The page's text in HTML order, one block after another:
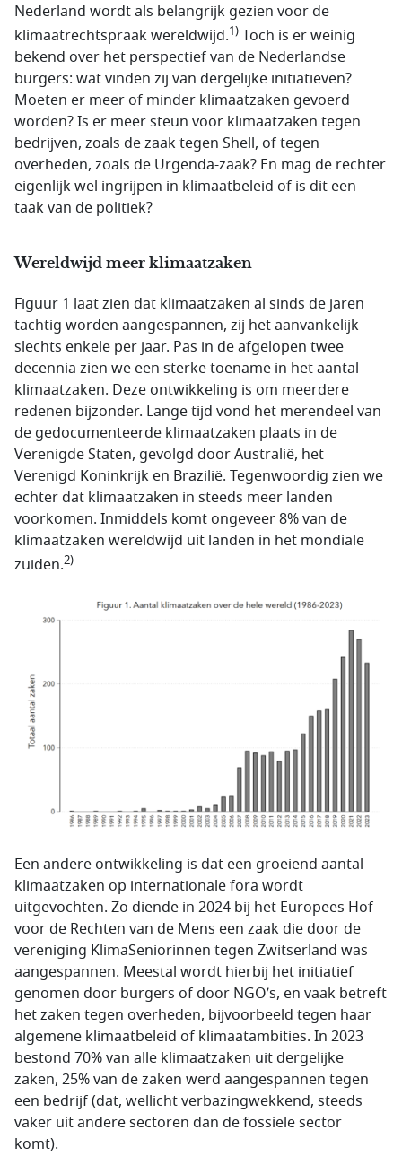
Nederland wordt als belangrijk gezien voor de
klimaatrechtspraak wereldwijd.1) Toch is er weinig
bekend over het perspectief van de Nederlandse
burgers: wat vinden zij van dergelijke initiatieven?
Moeten er meer of minder klimaatzaken gevoerd
worden? Is er meer steun voor klimaatzaken tegen
bedrijven, zoals de zaak tegen Shell, of tegen
overheden, zoals de Urgenda-zaak? En mag de rechter
eigenlijk wel ingrijpen in klimaatbeleid of is dit een
taak van de politiek?
Wereldwijd meer klimaatzaken
Figuur 1 laat zien dat klimaatzaken al sinds de jaren
tachtig worden aangespannen, zij het aanvankelijk
slechts enkele per jaar. Pas in de afgelopen twee
decennia zien we een sterke toename in het aantal
klimaatzaken. Deze ontwikkeling is om meerdere
redenen bijzonder. Lange tijd vond het merendeel van
de gedocumenteerde klimaatzaken plaats in de
Verenigde Staten, gevolgd door Australië, het
Verenigd Koninkrijk en Brazilië. Tegenwoordig zien we
echter dat klimaatzaken in steeds meer landen
voorkomen. Inmiddels komt ongeveer 8% van de
klimaatzaken wereldwijd uit landen in het mondiale
zuiden.2)
Een andere ontwikkeling is dat een groeiend aantal
klimaatzaken op internationale fora wordt
uitgevochten. Zo diende in 2024 bij het Europees Hof
voor de Rechten van de Mens een zaak die door de
vereniging KlimaSeniorinnen tegen Zwitserland was
aangespannen. Meestal wordt hierbij het initiatief
genomen door burgers of door NGO’s, en vaak betreft
het zaken tegen overheden, bijvoorbeeld tegen haar
algemene klimaatbeleid of klimaatambities. In 2023
bestond 70% van alle klimaatzaken uit dergelijke
zaken, 25% van de zaken werd aangespannen tegen
een bedrijf (dat, wellicht verbazingwekkend, steeds
vaker uit andere sectoren dan de fossiele sector
komt).